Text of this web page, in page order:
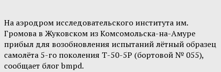
На аэродром исследовательского института им.
Громова в Жуковском из Комсомольска-на-Амуре
прибыл для возобновления испытаний лётный образец
самолёта 5-го поколения Т-50-5Р (бортовой № 055),
сообщает блог bmpd.